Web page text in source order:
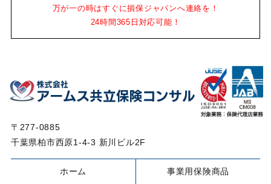
万が一の時はすぐに損保ジャパンへ連絡を！
24時間365日対応可能！
〒277-0885
千葉県柏市西原1-4-3 新川ビル2F
ホーム 事業用保険商品